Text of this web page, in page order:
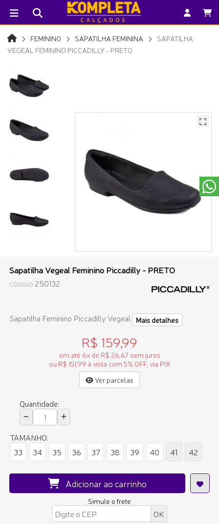
FEMININO SAPATILHA FEMININA
SAPATILHA
VEGEAL FEMININO PICCADILLY - PRETO
Sapatilha Vegeal Feminino Piccadilly - PRETO
CÓDIGO 250132
Sapatilha Feminino Piccadilly Vegeal Mais detalhes
R$ 159,99
em até 6x de R$ 26,67 sem juros
ou R$ 151,99 à vista com 5% OFF, via PIX
Ver parcelas
Quantidade:
TAMANHO:
33
34 35 36 37 38 39 40 41 42
Adicionar ao carrinho
Simule o frete